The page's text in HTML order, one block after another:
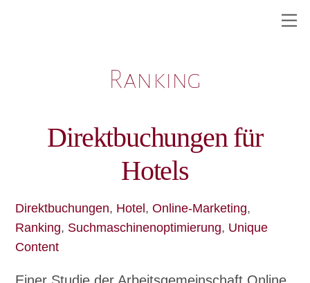
Ranking
Direktbuchungen für
Hotels
Direktbuchungen, Hotel ,Online-Marketing,
Ranking, Suchmaschinenoptimierung, Unique
Content